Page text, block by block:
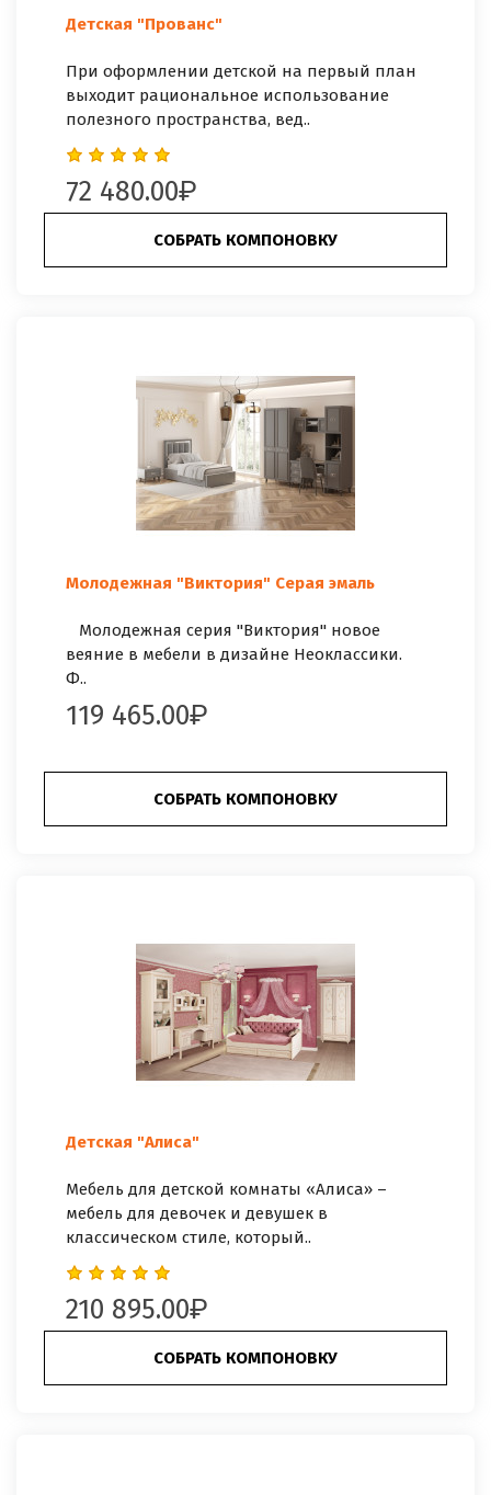
Детская "Прованс"
При оформлении детской на первый план
выходит рациональное использование
полезного пространства, вед..
72 480.00
СОБРАТЬ КОМПОНОВКУ
Молодежная "Виктория" Серая эмаль
Молодежная серия "Виктория" новое
веяние в мебели в дизайне Неоклассики.
Ф..
119 465.00
СОБРАТЬ КОМПОНОВКУ
Детская "Алиса"
Мебель для детской комнаты «Алиса» –
мебель для девочек и девушек в
классическом стиле, который..
210 895.00
СОБРАТЬ КОМПОНОВКУ